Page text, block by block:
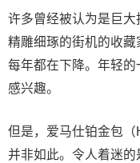
许多曾经被认为是巨
精雕细琢的街机的收
每年都在下降。年轻
感兴趣。
但是，爱马仕铂金包（
并非如此。令人着迷